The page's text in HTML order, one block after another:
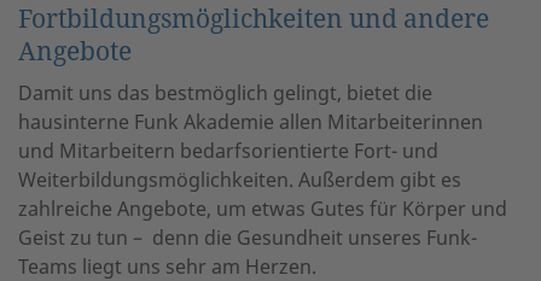
Fortbildungsmöglichkeiten und andere
Angebote
Damit uns das bestmöglich gelingt, bietet die
hausinterne Funk Akademie allen Mitarbeiterinnen
und Mitarbeitern bedarfsorientierte Fort- und
Weiterbildungsmöglichkeiten. Außerdem gibt es
zahlreiche Angebote, um etwas Gutes für Körper und
Geist zu tun – denn die Gesundheit unseres Funk-
Teams liegt uns sehr am Herzen.